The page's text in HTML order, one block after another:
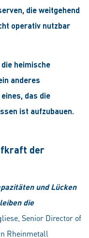
die weitgehend
operativ nutzbar
heimische
anderes
das die
ist aufzubauen.
der
und Lücken
die
Senior Director of
Rheinmetall